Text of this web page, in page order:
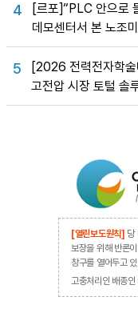
4
[르포]“PLC 안으로
데모센터서 본 노조
5
[2026 전력전자학
고전압 시장 토털 솔
[열린보도원칙] 당
보장을 위해 반론
창구를 열어두고
고충처리인 배